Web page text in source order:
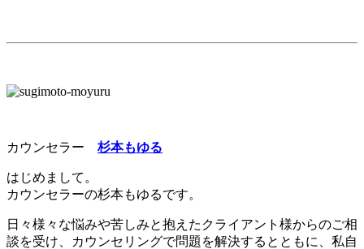
カウンセラー 杉本もゆる
はじめまして。
カウンセラーの杉本もゆるです。
日々様々な悩みや苦しみと抱えたクライアント様からのご相
談を受け、カウンセリングで問題を解決するとともに、私自